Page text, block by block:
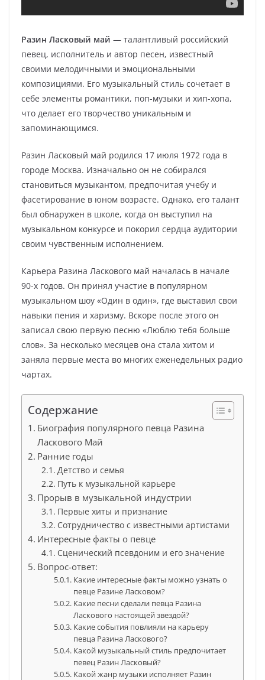
Разин Ласковый май — талантливый российский
певец, исполнитель и автор песен, известный
своими мелодичными и эмоциональными
композициями. Его музыкальный стиль сочетает в
себе элементы романтики, поп-музыки и хип-хопа,
что делает его творчество уникальным и
запоминающимся.
Разин Ласковый май родился 17 июля 1972 года в
городе Москва. Изначально он не собирался
становиться музыкантом, предпочитая учебу и
фасетирование в юном возрасте. Однако, его талант
был обнаружен в школе, когда он выступил на
музыкальном конкурсе и покорил сердца аудитории
своим чувственным исполнением.
Карьера Разина Ласкового май началась в начале
90-х годов. Он принял участие в популярном
музыкальном шоу «Один в один», где выставил свои
навыки пения и харизму. Вскоре после этого он
записал свою первую песню «Люблю тебя больше
слов». За несколько месяцев она стала хитом и
заняла первые места во многих еженедельных радио
чартах.
Содержание
Биография популярного певца Разина
Ласкового Май
Ранние годы
Детство и семья
Путь к музыкальной карьере
Прорыв в музыкальной индустрии
Первые хиты и признание
Сотрудничество с известными артистами
Интересные факты о певце
Сценический псевдоним и его значение
Вопрос-ответ:
Какие интересные факты можно узнать о
певце Разине Ласковом?
Какие песни сделали певца Разина
Ласкового настоящей звездой?
Какие события повлияли на карьеру
певца Разина Ласкового?
Какой музыкальный стиль предпочитает
певец Разин Ласковый?
Какой жанр музыки исполняет Разин